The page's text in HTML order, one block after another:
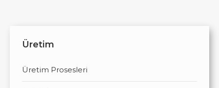
Üretim
Üretim Prosesleri